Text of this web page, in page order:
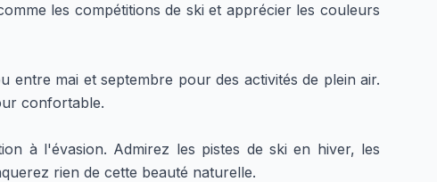
les compétitions de ski et apprécier les couleurs
mai et septembre pour des activités de plein air.
confortable.
à l'évasion. Admirez les pistes de ski en hiver, les
rien de cette beauté naturelle.